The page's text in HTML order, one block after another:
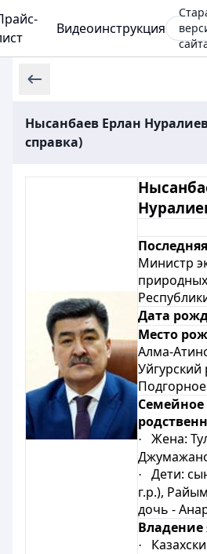
Видеоинструкция
Нысанбаев Ерлан
справка)
Министр
Дата
Место
Алма-Атин
Уйгурский
Подгорное
·
Жена:
·
Дети:
г.р.),
дочь -
·